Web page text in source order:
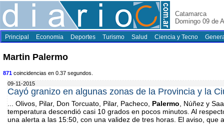
Catamarca
Domingo 09 de
Principal Economia Deportes Turismo Salud Ciencia y Tecno
Martin Palermo
871 coincidencias en 0.37 segundos.
09-11-2015
Cayó granizo en algunas zonas de la Provincia y la
... Olivos, Pilar, Don Torcuato, Pilar, Pacheco, Palermo , Núñez y
temperatura descendió casi 10 grados en pocos minutos. Al
una alerta a las 15:50, con una validez de tres horas. El aviso, que